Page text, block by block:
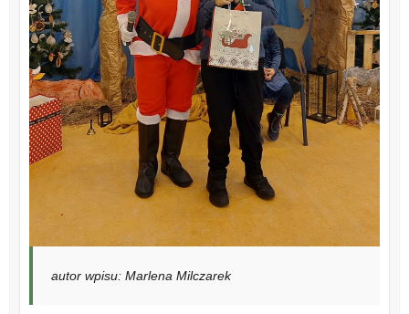
autor wpisu: Marlena Milczarek